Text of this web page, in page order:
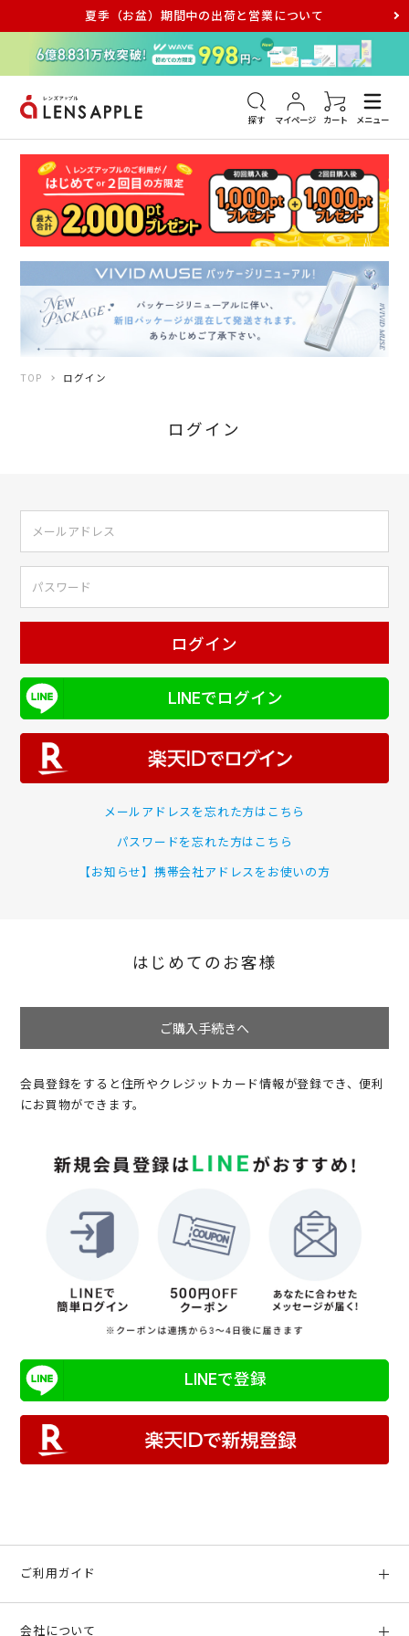
夏季（お盆）期間中の出荷と営業について
探す マイページ カート メニュー
アキュビュー メダリスト メガネ
TOP ログイン
ログイン
ログイン
LINEでログイン
メールアドレスを忘れた方はこちら
パスワードを忘れた方はこちら
【お知らせ】携帯会社アドレスをお使いの方
はじめてのお客様
ご購入手続きへ
会員登録をすると住所やクレジットカード情報が登録でき、便利
にお買物ができます。
LINEで登録
ご利用ガイド
会社について